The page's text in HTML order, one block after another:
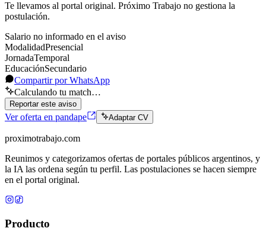
Te llevamos al portal original. Próximo Trabajo no gestiona la
postulación.
Salario no informado en el aviso
ModalidadPresencial
JornadaTemporal
EducaciónSecundario
Compartir por WhatsApp
Calculando tu match…
Reportar este aviso
Ver oferta en pandape Adaptar CV
proximotrabajo.com
Reunimos y categorizamos ofertas de portales públicos argentinos, y
la IA las ordena según tu perfil. Las postulaciones se hacen siempre
en el portal original.
Producto